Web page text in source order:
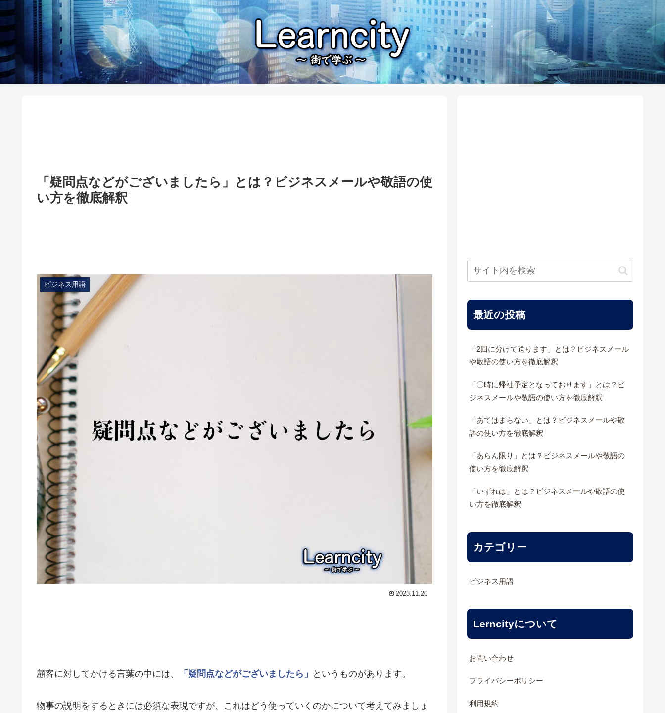
「疑問点などがございましたら」とは？ビジネスメールや敬語の使
い方を徹底解釈
ビジネス用語
2023.11.20
顧客に対してかける言葉の中には、 「疑問点などがございましたら」 というものがあります。
物事の説明をするときには必須な表現ですが、これはどう使っていくのかについて考えてみましょ
最近の投稿
「2回に分けて送ります」とは？ビジネスメール
や敬語の使い方を徹底解釈
「〇時に帰社予定となっております」とは？ビ
ジネスメールや敬語の使い方を徹底解釈
「あてはまらない」とは？ビジネスメールや敬
語の使い方を徹底解釈
「あらん限り」とは？ビジネスメールや敬語の
使い方を徹底解釈
「いずれは」とは？ビジネスメールや敬語の使
い方を徹底解釈
カテゴリー
ビジネス用語
Lerncityについて
お問い合わせ
プライバシーポリシー
利用規約